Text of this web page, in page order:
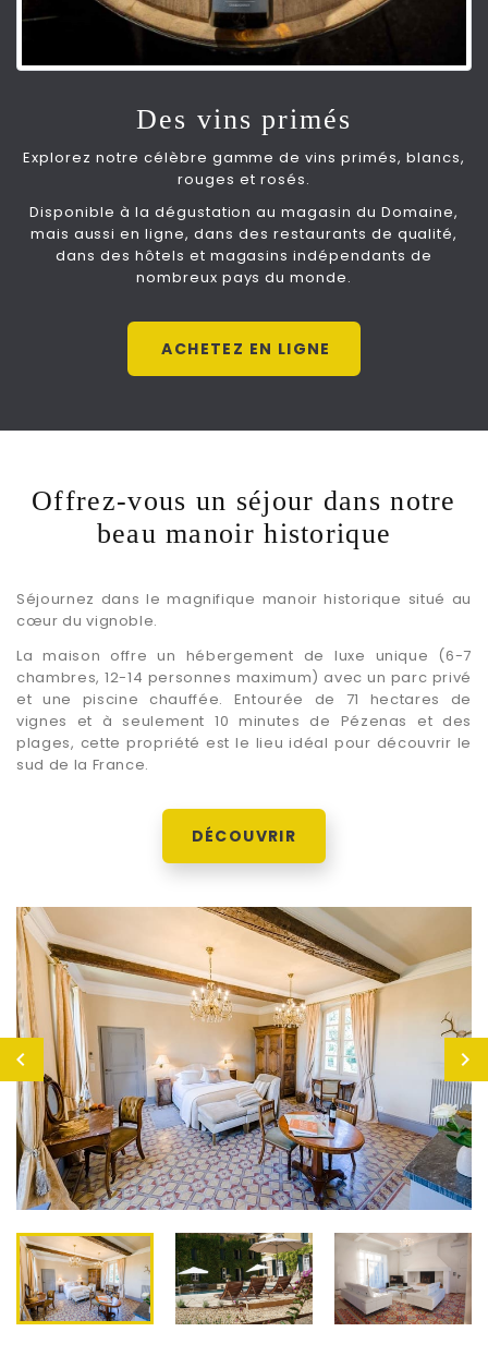
Des vins primés
Explorez notre célèbre gamme de vins primés, blancs,
rouges et rosés.
Disponible à la dégustation au magasin du Domaine,
mais aussi en ligne, dans des restaurants de qualité,
dans des hôtels et magasins indépendants de
nombreux pays du monde.
ACHETEZ EN LIGNE
Offrez-vous un séjour dans notre
beau manoir historique
Séjournez dans le magnifique manoir historique situé au
cœur du vignoble.
La maison offre un hébergement de luxe unique (6-7
chambres, 12-14 personnes maximum) avec un parc privé
et une piscine chauffée. Entourée de 71 hectares de
vignes et à seulement 10 minutes de Pézenas et des
plages, cette propriété est le lieu idéal pour découvrir le
sud de la France.
DÉCOUVRIR